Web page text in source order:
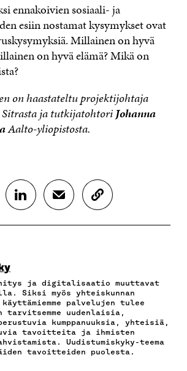
ennakoivien sosiaali- ja
esiin nostamat kysymykset ovat
Millainen on hyvä
on hyvä elämä? Mikä on
on haastateltu projektijohtaja
ja tutkijatohtoriJohanna
Aalto-yliopistosta.
J
A
D
I
N
I
S
S
Ä
J
A
P
O
S
T
I
L
L
K
O
T
I
K
K
E
L
I
ja digitalisaatio muuttavat
Siksi myös yhteiskunnan
palvelujen tulee
tarvitsemme uudenlaisia,
kumppanuuksia, yhteisiä,
tavoitteita ja ihmisten
Uudistumiskyky-teema
tavoitteiden puolesta.